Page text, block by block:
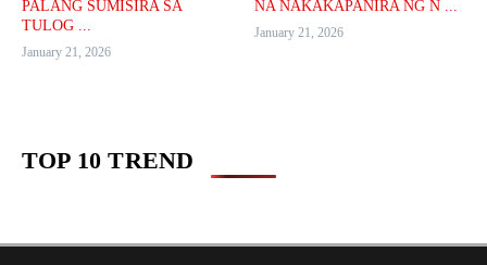
PALANG SUMISIRA SA
TULOG ...
January 21, 2026
NA NAKAKAPANIRA NG N ...
January 21, 2026
TOP 10 TREND